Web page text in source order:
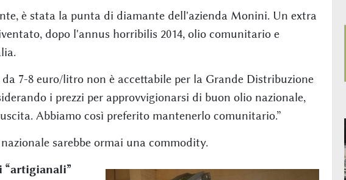
è stata la punta di diamante dell'azienda Monini. Un extra
dopo l'annus horribilis 2014, olio comunitario e
7-8 euro/litro non è accettabile per la Grande Distribuzione
i prezzi per approvvigionarsi di buon olio nazionale,
Abbiamo così preferito mantenerlo comunitario.”
sarebbe ormai una commodity.
“artigianali”